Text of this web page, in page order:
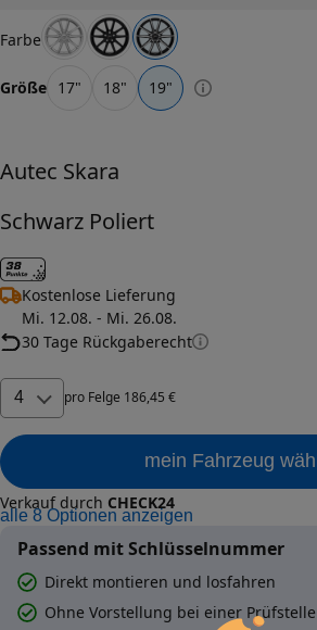
Farbe
Größe 17" 18" 19"
Autec Skara
Schwarz Poliert
Kostenlose Lieferung
Mi. 12.08. - Mi. 26.08.
30 Tage Rückgaberecht
4 pro Felge 186,45 €
mein Fahrzeug
Verkauf durch CHECK24
alle 8 Optionen anzeigen
Passend mit Schlüsselnummer
Direkt montieren und losfahren
Ohne Vorstellung bei einer Prüfstelle